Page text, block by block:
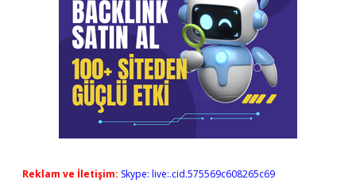
Reklam ve İletişim: Skype: live:.cid.575569c608265c69